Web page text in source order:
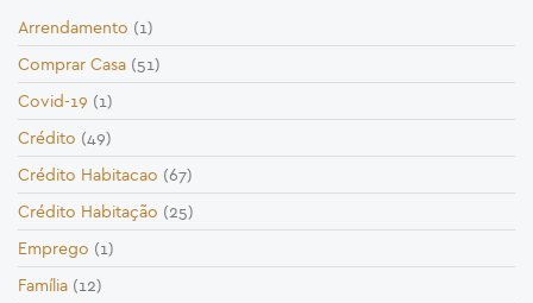
Arrendamento (1)
Comprar Casa (51)
Covid-19 (1)
Crédito (49)
Crédito Habitacao (67)
Crédito Habitação (25)
Emprego (1)
Família (12)